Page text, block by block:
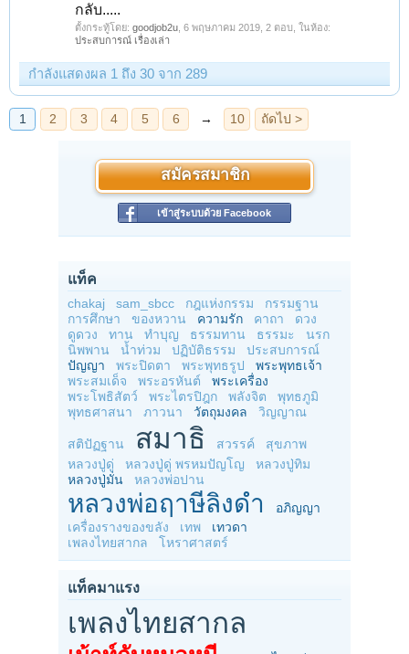
กลับ.....
ตั้งกระทู้โดย: goodjob2u 6 พฤษภาคม 2019 , 2 ตอบ, ในห้อง:
ประสบการณ์ เรื่องเล่า
กำลังแสดงผล 1 ถึง 30 จาก 289
สมัครสมาชิก
เข้าสู่ระบบด้วย Facebook
แท็ค
chakaj sam_sbcc กฎแห่งกรรม
กรรมฐาน
การศึกษา
ของหวาน ความรัก คาถา
ดวง
ดูดวง
ทาน ทำบุญ ธรรมทาน ธรรมะ
นรก
นิพพาน
น้ำท่วม ปฏิบัติธรรม
ประสบการณ์
ปัญญา
พระปิดตา พระพุทธรูป
พระพุทธเจ้า
พระสมเด็จ
พระอรหันต์
พระเครื่อง
พระโพธิสัตว์
พระไตรปิฎก พลังจิต
พุทธภูมิ
พุทธศาสนา
ภาวนา วัตถุมงคล วิญญาณ
สติปัฏฐาน สมาธิ สวรรค์
สุขภาพ
หลวงปู่ดู่
หลวงปู่ดู่ พรหมปัญโญ
หลวงปู่ทิม
หลวงปู่มั่น
หลวงพ่อปาน
หลวงพ่อฤาษีลิงดำ
อภิญญา
เครื่องรางของขลัง
เทพ
เทวดา
เพลงไทยสากล
โหราศาสตร์
แท็คมาแรง
เพลงไทยสากล